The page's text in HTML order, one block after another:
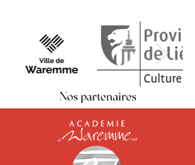
Nos partenaires